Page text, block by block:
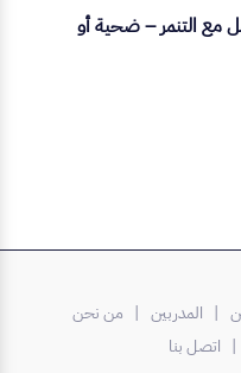
مع التنمر – ضحية أو
| المدربين | من نحن
| اتصل بنا